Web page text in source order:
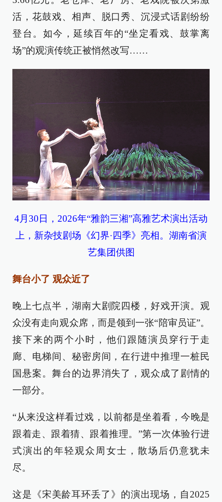
活，花鼓戏、相声、脱口秀、沉浸式话剧纷纷
登台。如今，延续百年的“坐定看戏、鼓掌离
场”的观演传统正被悄然改写……
4月30日，2026年“雅韵三湘”高雅艺术演出活动
上，新杂技剧场《幻界·四季》亮相。湖南省演
艺集团供图
舞台小了 观众近了
晚上七点半，湖南大剧院四楼，好戏开演。观
众没有走向观众席，而是领到一张“陪审员证”。
接下来的两个小时，他们跟随演员穿行于走
廊、电梯间、秘密房间，在行进中推理一桩民
国悬案。舞台的边界消失了，观众成了剧情的
一部分。
“从来没这样看过戏，以前都是坐着看，今晚是
跟着走、跟着猜、跟着推理。”第一次体验行进
式演出的年轻观众周女士，散场后仍意犹未
尽。
这是《宋美龄耳环丢了》的演出现场，自2025